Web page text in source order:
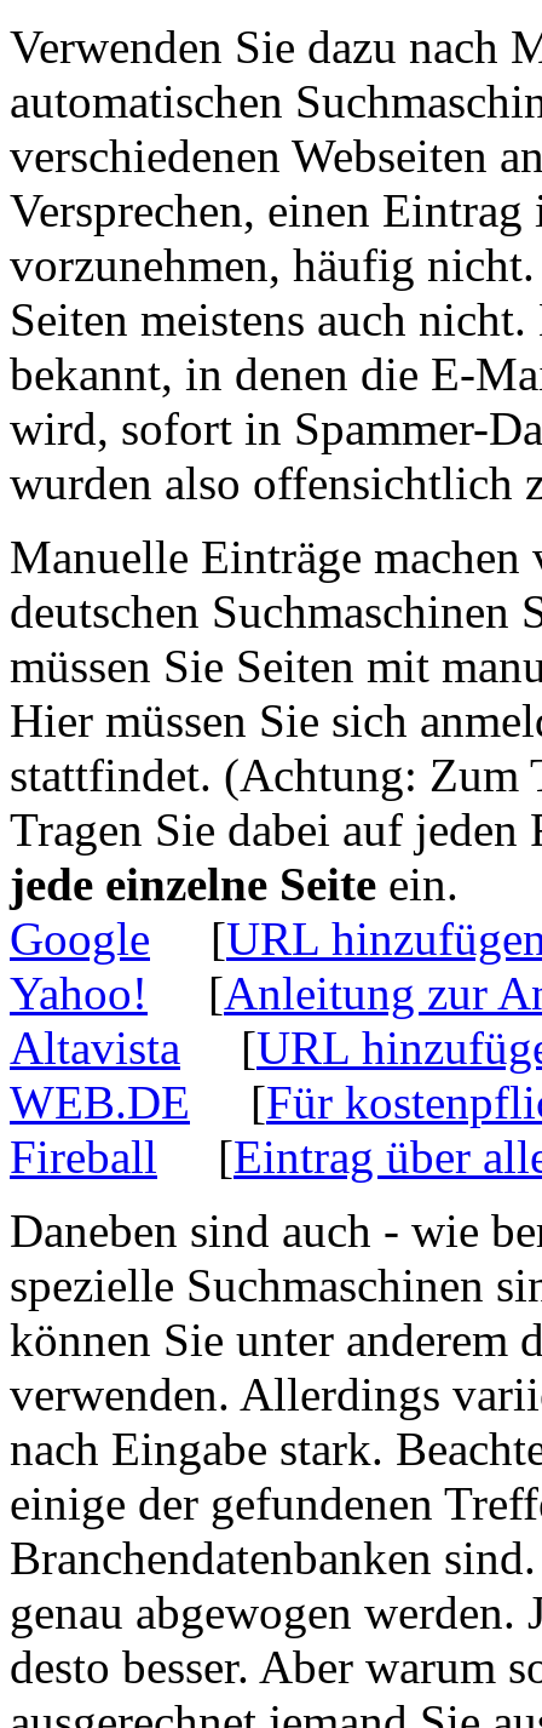
Verwenden Sie dazu nach
automatischen
verschiedenen Webseiten
Versprechen, einen
vorzunehmen, häufig
Seiten meistens auch
bekannt, in denen die E-
wird, sofort in Spammer-
wurden also offensichtlich
Manuelle Einträge
deutschen Suchmaschinen
müssen Sie Seiten mit
Hier müssen Sie sich
stattfindet. (Achtung: Zum
Tragen Sie dabei auf
jede einzelne Seite ein.
Google [URL
Yahoo! [Anleitung zur
Altavista [URL
WEB.DE [Für
Fireball [Eintrag über
Daneben sind auch - wie
spezielle Suchmaschinen
können Sie unter anderem
verwenden. Allerdings
nach Eingabe stark.
einige der gefundenen
Branchendatenbanken
genau abgewogen
desto besser. Aber warum